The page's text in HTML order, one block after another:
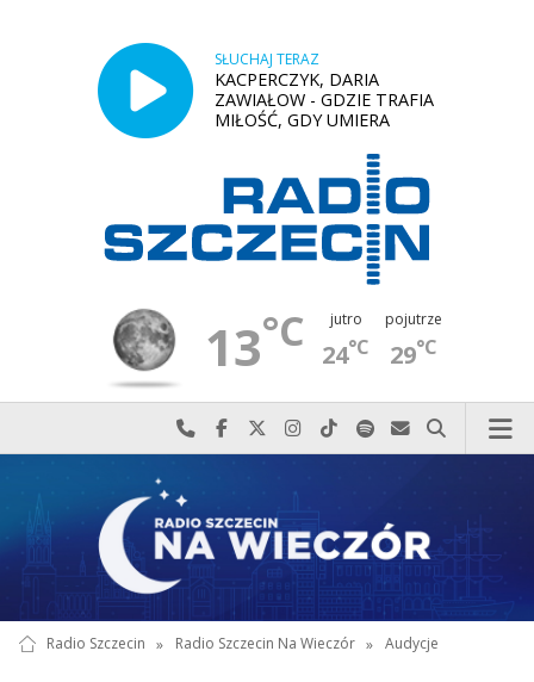
SŁUCHAJ TERAZ
KACPERCZYK, DARIA
ZAWIAŁOW - GDZIE TRAFIA
MIŁOŚĆ, GDY UMIERA
13°C jutro
24°C
pojutrze
29°C
Najlepiej po prostu do nas zadzwoń
Odwiedź nas na Facebook-u
Odwiedź nas na X
Odwiedź nas na Instagram-ie
Odwiedź nas na TikTok-u
Szukaj nas na Spotify
Wyślij do nas
Szukaj
Radio Szczecin » Radio Szczecin Na Wieczór » Audycje